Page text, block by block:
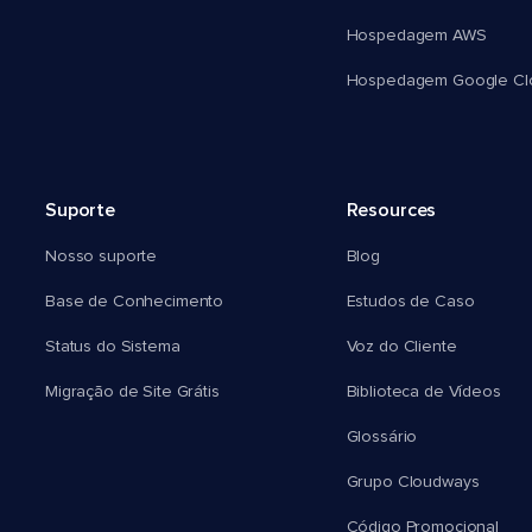
Hospedagem AWS
Hospedagem Google
Suporte
Nosso suporte
Base de Conhecimento
Status do Sistema
Migração de Site Grátis
Resources
Blog
Estudos de Caso
Voz do Cliente
Biblioteca de Vídeos
Glossário
Grupo Cloudways
Código Promocional